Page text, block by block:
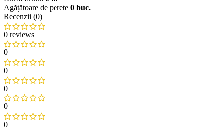
Agățătoare de perete 0 buc.
Recenzii (0)
0 reviews
0
0
0
0
0